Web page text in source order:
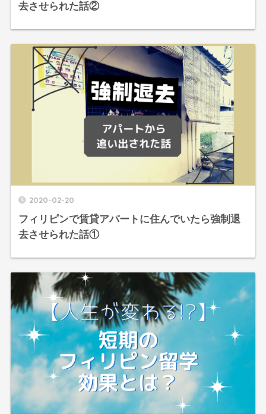
去させられた話②
2020-02-20
フィリピンで賃貸アパートに住んでいたら強制退
去させられた話①